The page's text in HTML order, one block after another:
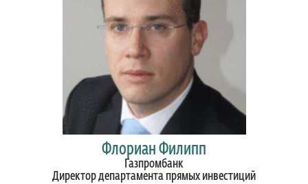
Флориан Филипп
Газпромбанк
Директор департамента прямых инвестиций